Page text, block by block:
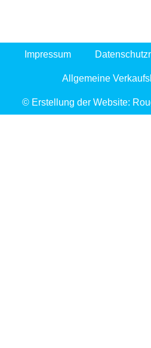
Impressum
Allgemeine
© Erstellung der Website: